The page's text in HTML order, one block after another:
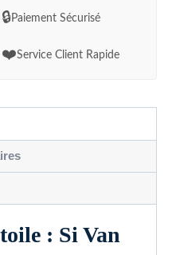
🔒Paiement Sécurisé
❤️Service Client Rapide
: Si Van